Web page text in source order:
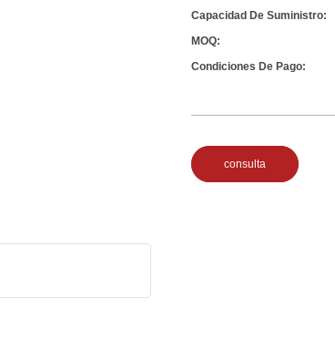
Capacidad De Suministro:
MOQ:
Condiciones De Pago:
consulta